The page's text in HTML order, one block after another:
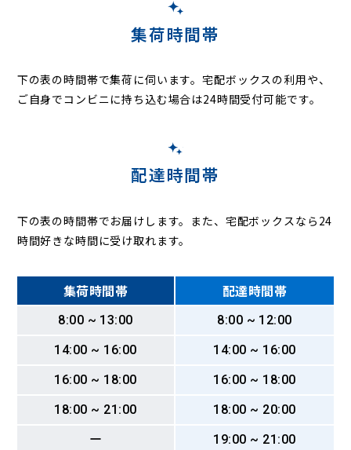
集荷時間帯
下の表の時間帯で集荷に伺います。宅配ボックスの利用や、
ご自身でコンビニに持ち込む場合は24時間受付可能です。
配達時間帯
下の表の時間帯でお届けします。また、宅配ボックスなら24
時間好きな時間に受け取れます。
集荷時間帯 配達時間帯
8:00 ~ 13:00
8:00 ~ 12:00
14:00 ~ 16:00
14:00 ~ 16:00
16:00 ~ 18:00
16:00 ~ 18:00
18:00 ~ 21:00
18:00 ~ 20:00
ー
19:00 ~ 21:00